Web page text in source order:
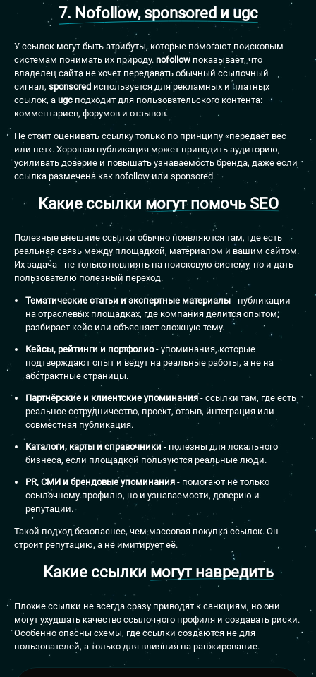
7. Nofollow, sponsored и ugc
У ссылок могут быть атрибуты, которые помогают поисковым
системам понимать их природу. nofollow показывает, что
владелец сайта не хочет передавать обычный ссылочный
сигнал, sponsored используется для рекламных и платных
ссылок, а ugc подходит для пользовательского контента:
комментариев, форумов и отзывов.
Не стоит оценивать ссылку только по принципу «передаёт вес
или нет». Хорошая публикация может приводить аудиторию,
усиливать доверие и повышать узнаваемость бренда, даже если
ссылка размечена как nofollow или sponsored.
Какие ссылки могут помочь SEO
Полезные внешние ссылки обычно появляются там, где есть
реальная связь между площадкой, материалом и вашим сайтом.
Их задача - не только повлиять на поисковую систему, но и дать
пользователю полезный переход.
Тематические статьи и экспертные материалы - публикации
на отраслевых площадках, где компания делится опытом,
разбирает кейс или объясняет сложную тему.
Кейсы, рейтинги и портфолио- упоминания, которые
подтверждают опыт и ведут на реальные работы, а не на
абстрактные страницы.
Партнёрские и клиентские упоминания- ссылки там, где есть
реальное сотрудничество, проект, отзыв, интеграция или
совместная публикация.
Каталоги, карты и справочники- полезны для локального
бизнеса, если площадкой пользуются реальные люди.
PR, СМИ и брендовые упоминания - помогают не только
ссылочному профилю, но и узнаваемости, доверию и
репутации.
Такой подход безопаснее, чем массовая покупка ссылок. Он
строит репутацию, а не имитирует её.
Какие ссылки могут навредить
Плохие ссылки не всегда сразу приводят к санкциям, но они
могут ухудшать качество ссылочного профиля и создавать риски.
Особенно опасны схемы, где ссылки создаются не для
пользователей, а только для влияния на ранжирование.